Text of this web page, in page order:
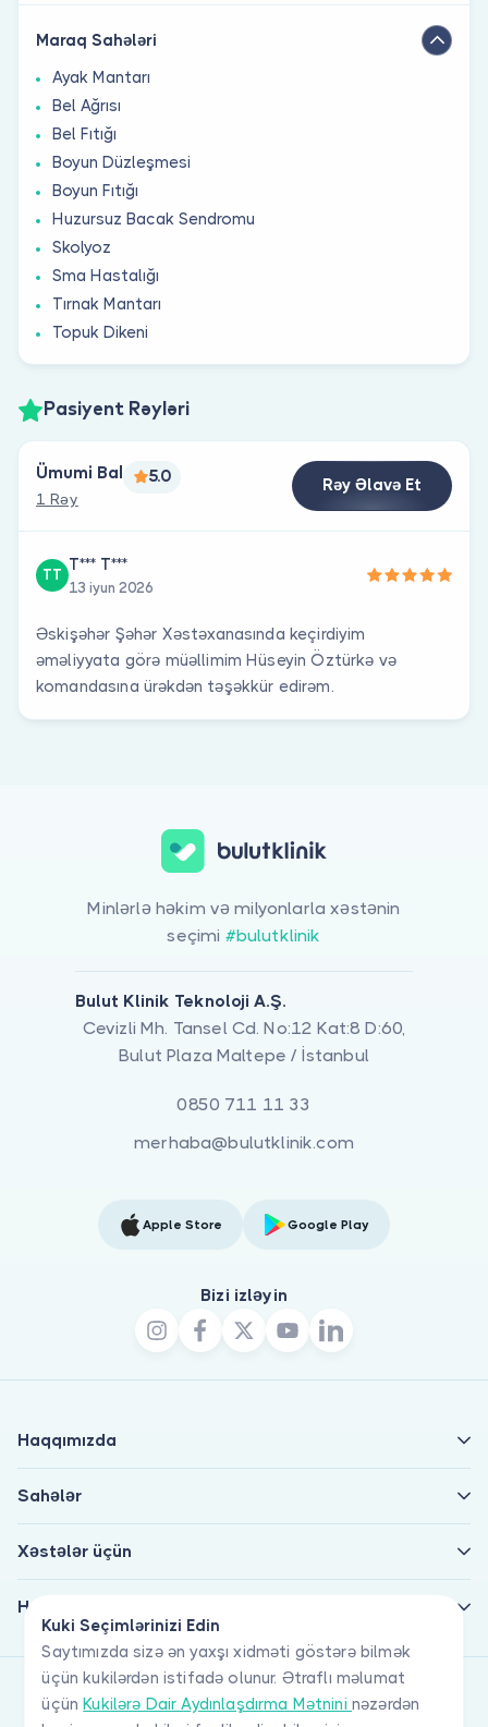
Maraq Sahələri
Ayak Mantarı
Bel Ağrısı
Bel Fıtığı
Boyun Düzleşmesi
Boyun Fıtığı
Huzursuz Bacak Sendromu
Skolyoz
Sma Hastalığı
Tırnak Mantarı
Topuk Dikeni
Pasiyent Rəyləri
Ümumi Bal
1 Rəy
5.0 Rəy Əlavə Et
TT
T*** T***
13 iyun 2026
Əskişəhər Şəhər Xəstəxanasında keçirdiyim
əməliyyata görə müəllimim Hüseyin Öztürkə və
komandasına ürəkdən təşəkkür edirəm.
Kuki Seçimlərinizi Edin
Saytımızda sizə ən yaxşı xidməti göstərə bilmək
üçün kukilərdən istifadə olunur. Ətraflı məlumat
üçünKukilərə Dair Aydınlaşdırma Mətnini nəzərdən
Minlərlə həkim və milyonlarla xəstənin
seçimi #bulutklinik
Bulut Klinik Teknoloji A.Ş.
Cevizli Mh. Tansel Cd. No:12 Kat:8 D:60,
Bulut Plaza Maltepe / İstanbul
0850 711 11 33
merhaba@bulutklinik.com
Apple Store Google Play
Bizi izləyin
Haqqımızda
Sahələr
Xəstələr üçün
Həkimlər üçün